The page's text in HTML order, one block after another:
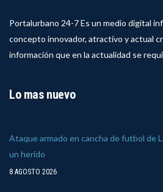
Portalurbano 24-7 Es un medio digital
concepto innovador, atractivo y actual
información que en la actualidad se
Lo mas nuevo
Ataque armado en cancha de futbol de
un herido
8 AGOSTO 2026